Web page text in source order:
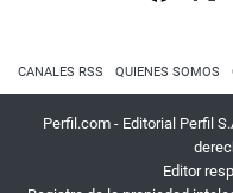
CANALES RSS QUIENES SOMOS
Perfil.com - Editorial Perfil
Editor